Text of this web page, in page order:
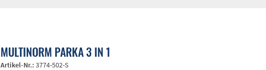
MULTINORM PARKA 3 IN 1
Artikel-Nr.:3774-502-S